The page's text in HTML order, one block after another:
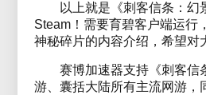
以上就是《刺客信条：幻
Steam！需要育碧客户端运行
神秘碎片的内容介绍，希望对
赛博加速器支持《刺客信
游、囊括大陆所有主流网游，